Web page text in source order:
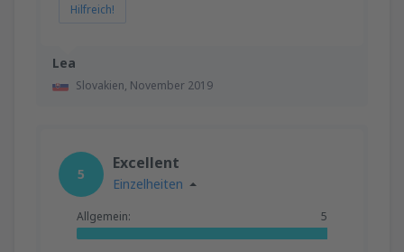
Lea
Slovakien, November 2019
Hilfreich!
5
Excellent
Einzelheiten
Allgemein: 5